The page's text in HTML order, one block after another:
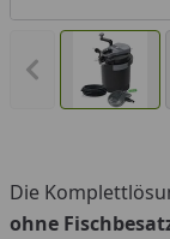
Vorheriges Bild
Die
ohne